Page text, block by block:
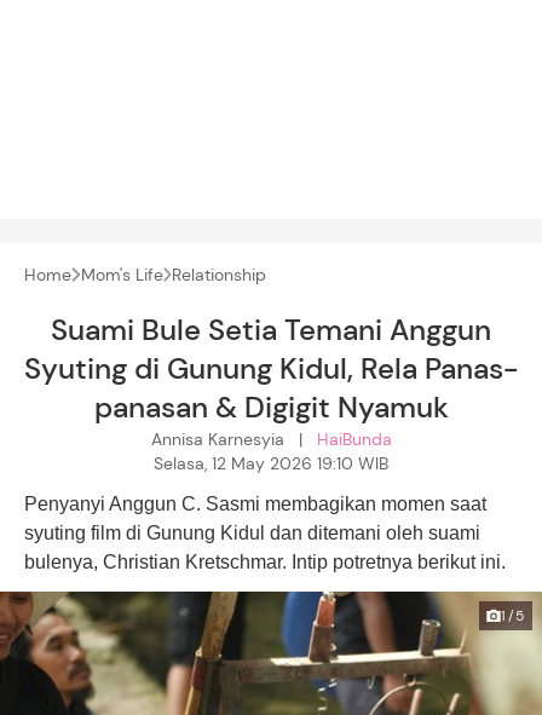
Home Mom's Life Relationship
Suami Bule Setia Temani Anggun
Syuting di Gunung Kidul, Rela Panas-
panasan & Digigit Nyamuk
Annisa Karnesyia | HaiBunda
Selasa, 12 May 2026 19:10 WIB
Penyanyi Anggun C. Sasmi membagikan momen saat
syuting film di Gunung Kidul dan ditemani oleh suami
bulenya, Christian Kretschmar. Intip potretnya berikut ini.
1/5